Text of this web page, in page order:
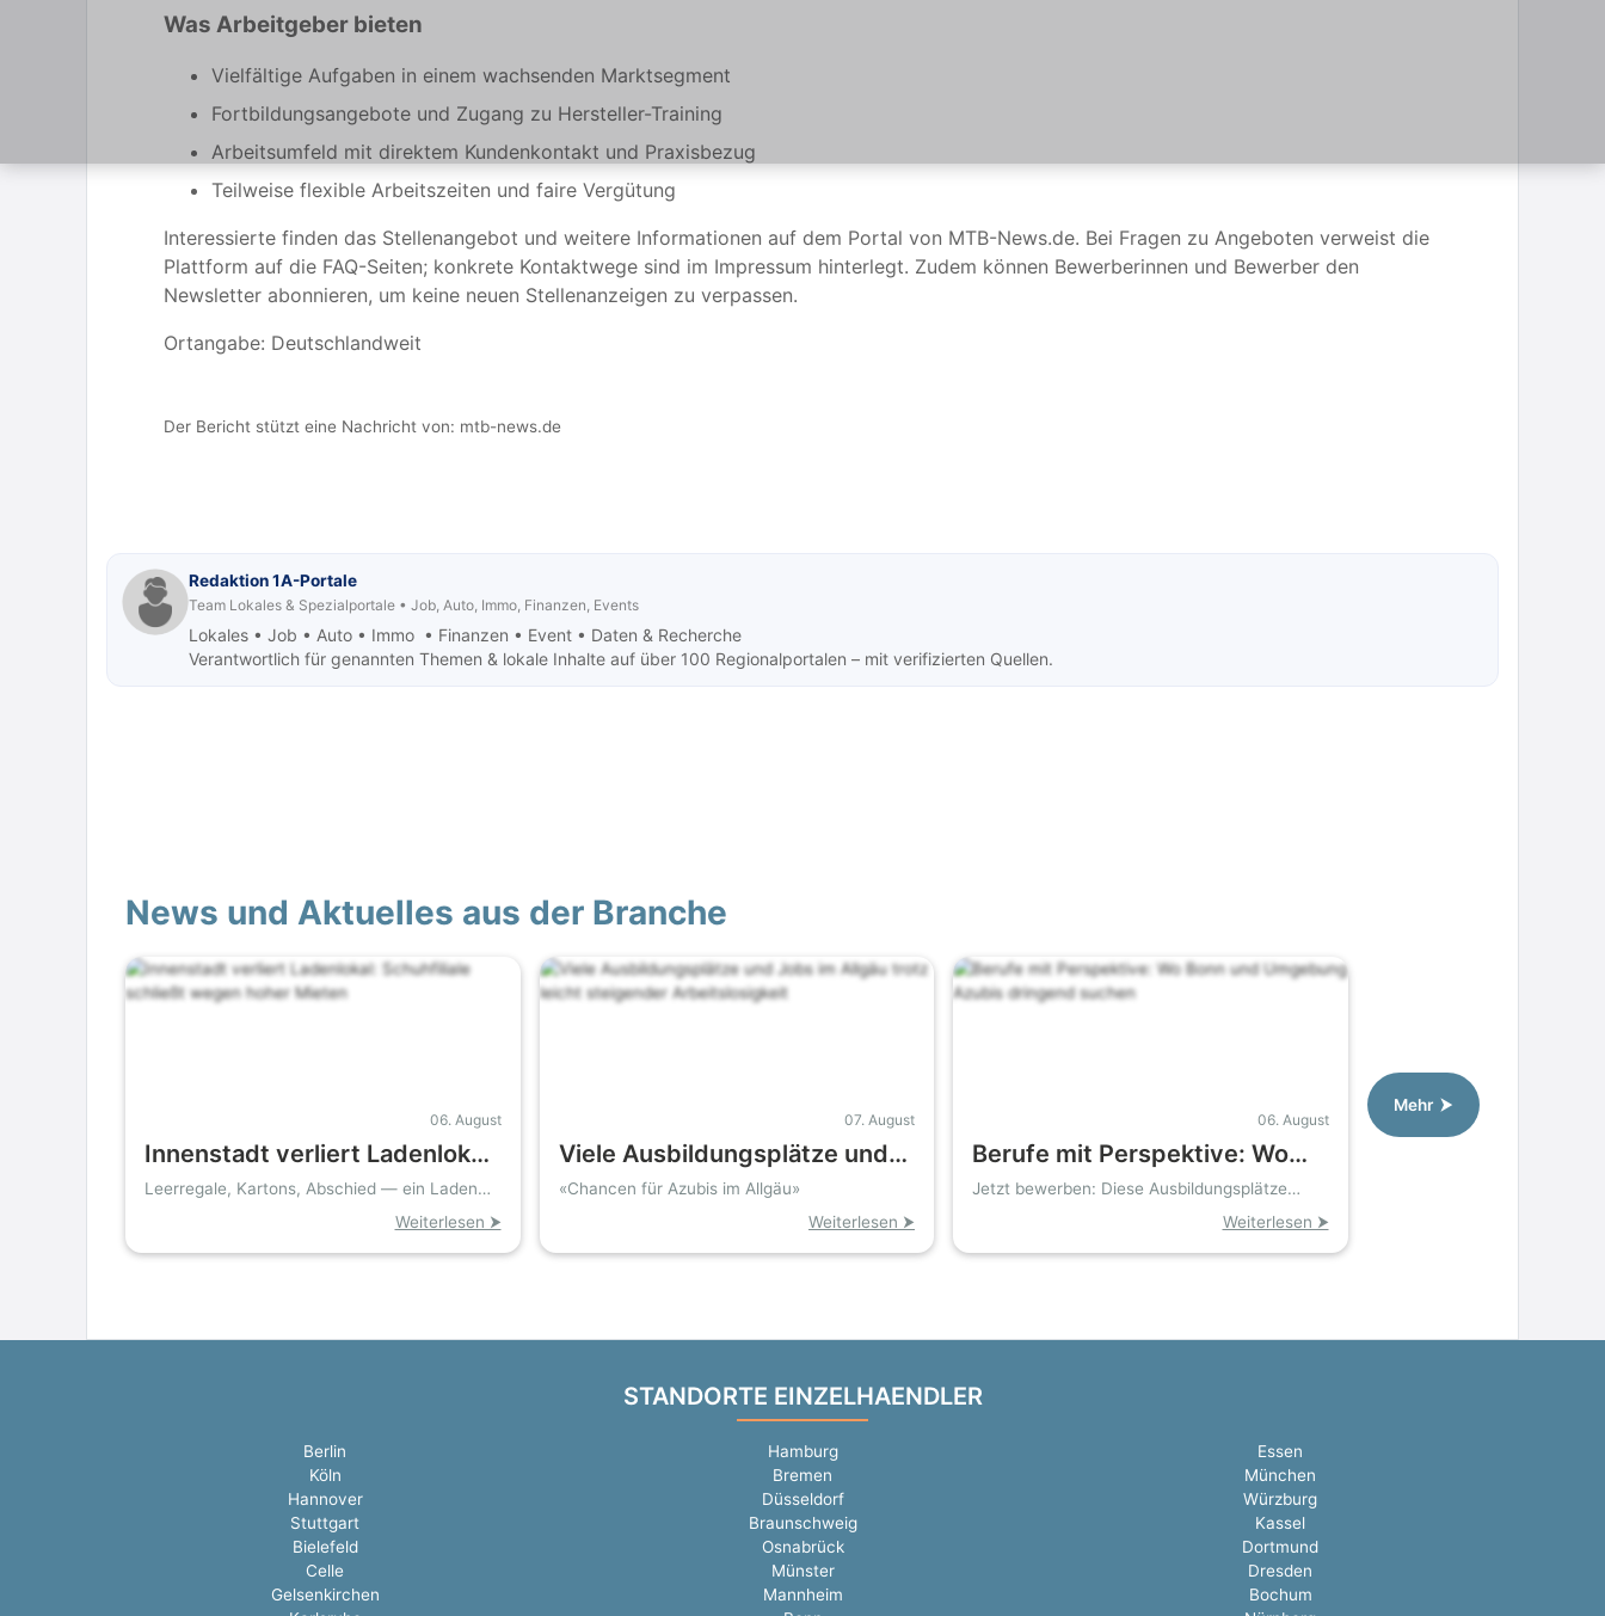
Was Arbeitgeber bieten
Vielfältige Aufgaben in einem wachsenden Marktsegment
Fortbildungsangebote und Zugang zu Hersteller-Training
Arbeitsumfeld mit direktem Kundenkontakt und Praxisbezug
Teilweise flexible Arbeitszeiten und faire Vergütung
Interessierte finden das Stellenangebot und weitere Informationen auf dem Portal von MTB-News.de. Bei Fragen zu Angeboten verweist die
Plattform auf die FAQ-Seiten; konkrete Kontaktwege sind im Impressum hinterlegt. Zudem können Bewerberinnen und Bewerber den
Newsletter abonnieren, um keine neuen Stellenanzeigen zu verpassen.
Ortangabe: Deutschlandweit
Der Bericht stützt eine Nachricht von: mtb-news.de
Redaktion 1A-Portale
Team Lokales & Spezialportale • Job, Auto, Immo, Finanzen, Events
Lokales • Job • Auto • Immo • Finanzen • Event • Daten & Recherche
Verantwortlich für genannten Themen & lokale Inhalte auf über 100 Regionalportalen – mit verifizierten Quellen.
News und Aktuelles aus der Branche
06. August
Innenstadt verliert Ladenlokal:
Schuhfiliale schließt wegen
Leerregale, Kartons, Abschied — ein Laden
verschwindet aus der BahnhofstraßeWeiterlesen ⮞
07. August
Viele Ausbildungsplätze und
Jobs im Allgäu trotz leicht
steigender Arbeitslosigkeit
«Chancen für Azubis im Allgäu»
Weiterlesen ⮞
06. August
Berufe mit Perspektive: Wo
Bonn und Umgebung Azubis
Jetzt bewerben: Diese Ausbildungsplätze
Weiterlesen ⮞
Mehr ⮞
STANDORTE EINZELHAENDLER
Berlin Hamburg
Essen
Köln
Bremen
München
Hannover
Düsseldorf
Würzburg
Stuttgart
Braunschweig
Kassel
Bielefeld
Osnabrück
Dortmund
Celle
Münster
Dresden
Gelsenkirchen
Mannheim
Bochum